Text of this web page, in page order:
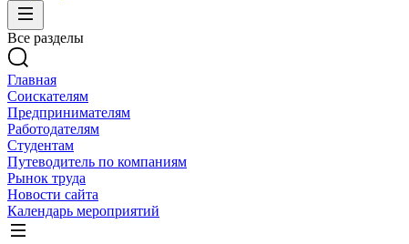
Все разделы
Главная
Соискателям
Предпринимателям
Работодателям
Студентам
Путеводитель по компаниям
Рынок труда
Новости сайта
Календарь мероприятий